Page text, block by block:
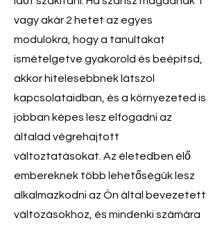
vagy akár 2 hetet az egyes
modulokra, hogy a tanultakat
ismételgetve gyakorold és beépítsd,
akkor hitelesebbnek látszol
kapcsolataidban, és a környezeted is
jobban képes lesz elfogadni az
általad végrehajtott
változtatásokat. Az életedben élő
embereknek több lehetőségük lesz
alkalmazkodni az Ön által bevezetett
változásokhoz, és mindenki számára